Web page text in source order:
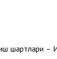
шартлари –